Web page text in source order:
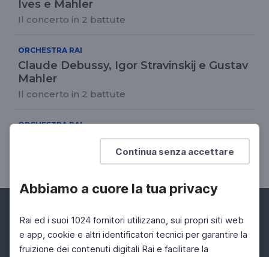
Continua senza accettare
Abbiamo a cuore la tua privacy
Rai ed i suoi 1024 fornitori utilizzano, sui propri siti web
e app, cookie e altri identificatori tecnici per garantire la
fruizione dei contenuti digitali Rai e facilitare la
Ives e Mahler
Il concerto in 2 battute
ORCHESTRA RAI
Claude Debussy, Igor Stravinskij e Gustav
Mahler
Il concerto in 2 battute
ORCHESTRA RAI
Schönberg e Mahler
Il concerto in 2 battute
Facebook Instagram Twitter